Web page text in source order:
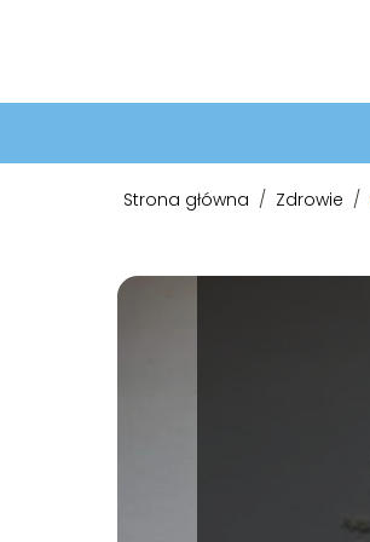
Strona główna / Zdrowie /